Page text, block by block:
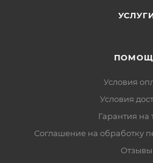
Условия
Условия
Гарантия на
Соглашение на обработку
Отзывы